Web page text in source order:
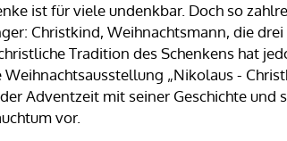
ist für viele undenkbar. Doch so
Christkind, Weihnachtsmann, die
Tradition des Schenkens hat
„Nikolaus -
Adventzeit mit seiner Geschichte und
vor.